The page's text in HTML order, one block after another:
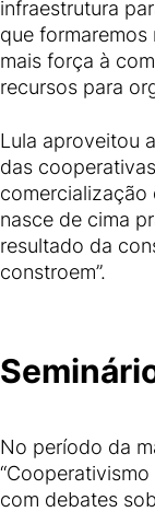
infraestrutura
que
mais força à
recursos para
Lula aproveitou
das
comercialização
nasce de cima
resultado da
constroem”.
No período da
com debates